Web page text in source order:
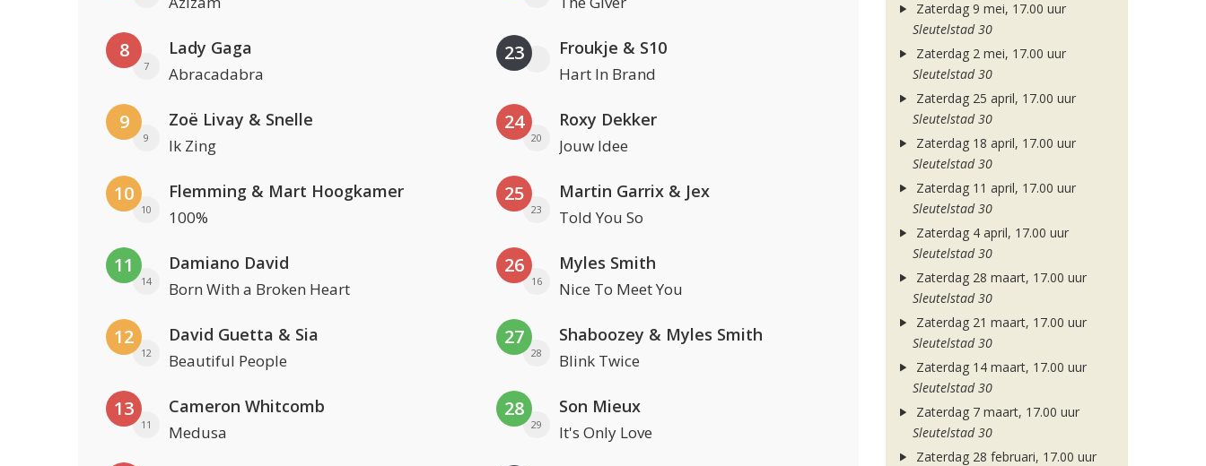
8
7
Lady Gaga
Abracadabra
9
9
Zoë Livay & Snelle
Ik Zing
10
10
Flemming & Mart Hoogkamer
100%
11
14
Damiano David
Born With a Broken Heart
12
12
David Guetta & Sia
Beautiful People
13
11
Cameron Whitcomb
Medusa
23 Froukje & S10
Hart In Brand
24
20
Roxy Dekker
Jouw Idee
25
23
Martin Garrix & Jex
Told You So
26
16
Myles Smith
Nice To Meet You
27
28
Shaboozey & Myles Smith
Blink Twice
28
29
Son Mieux
It's Only Love
Zaterdag 9 mei, 17.00 uur
Sleutelstad 30
Zaterdag 2 mei, 17.00 uur
Sleutelstad 30
Zaterdag 25 april, 17.00 uur
Sleutelstad 30
Zaterdag 18 april, 17.00 uur
Sleutelstad 30
Zaterdag 11 april, 17.00 uur
Sleutelstad 30
Zaterdag 4 april, 17.00 uur
Sleutelstad 30
Zaterdag 28 maart, 17.00 uur
Sleutelstad 30
Zaterdag 21 maart, 17.00 uur
Sleutelstad 30
Zaterdag 14 maart, 17.00 uur
Sleutelstad 30
Zaterdag 7 maart, 17.00 uur
Sleutelstad 30
Zaterdag 28 februari, 17.00 uur